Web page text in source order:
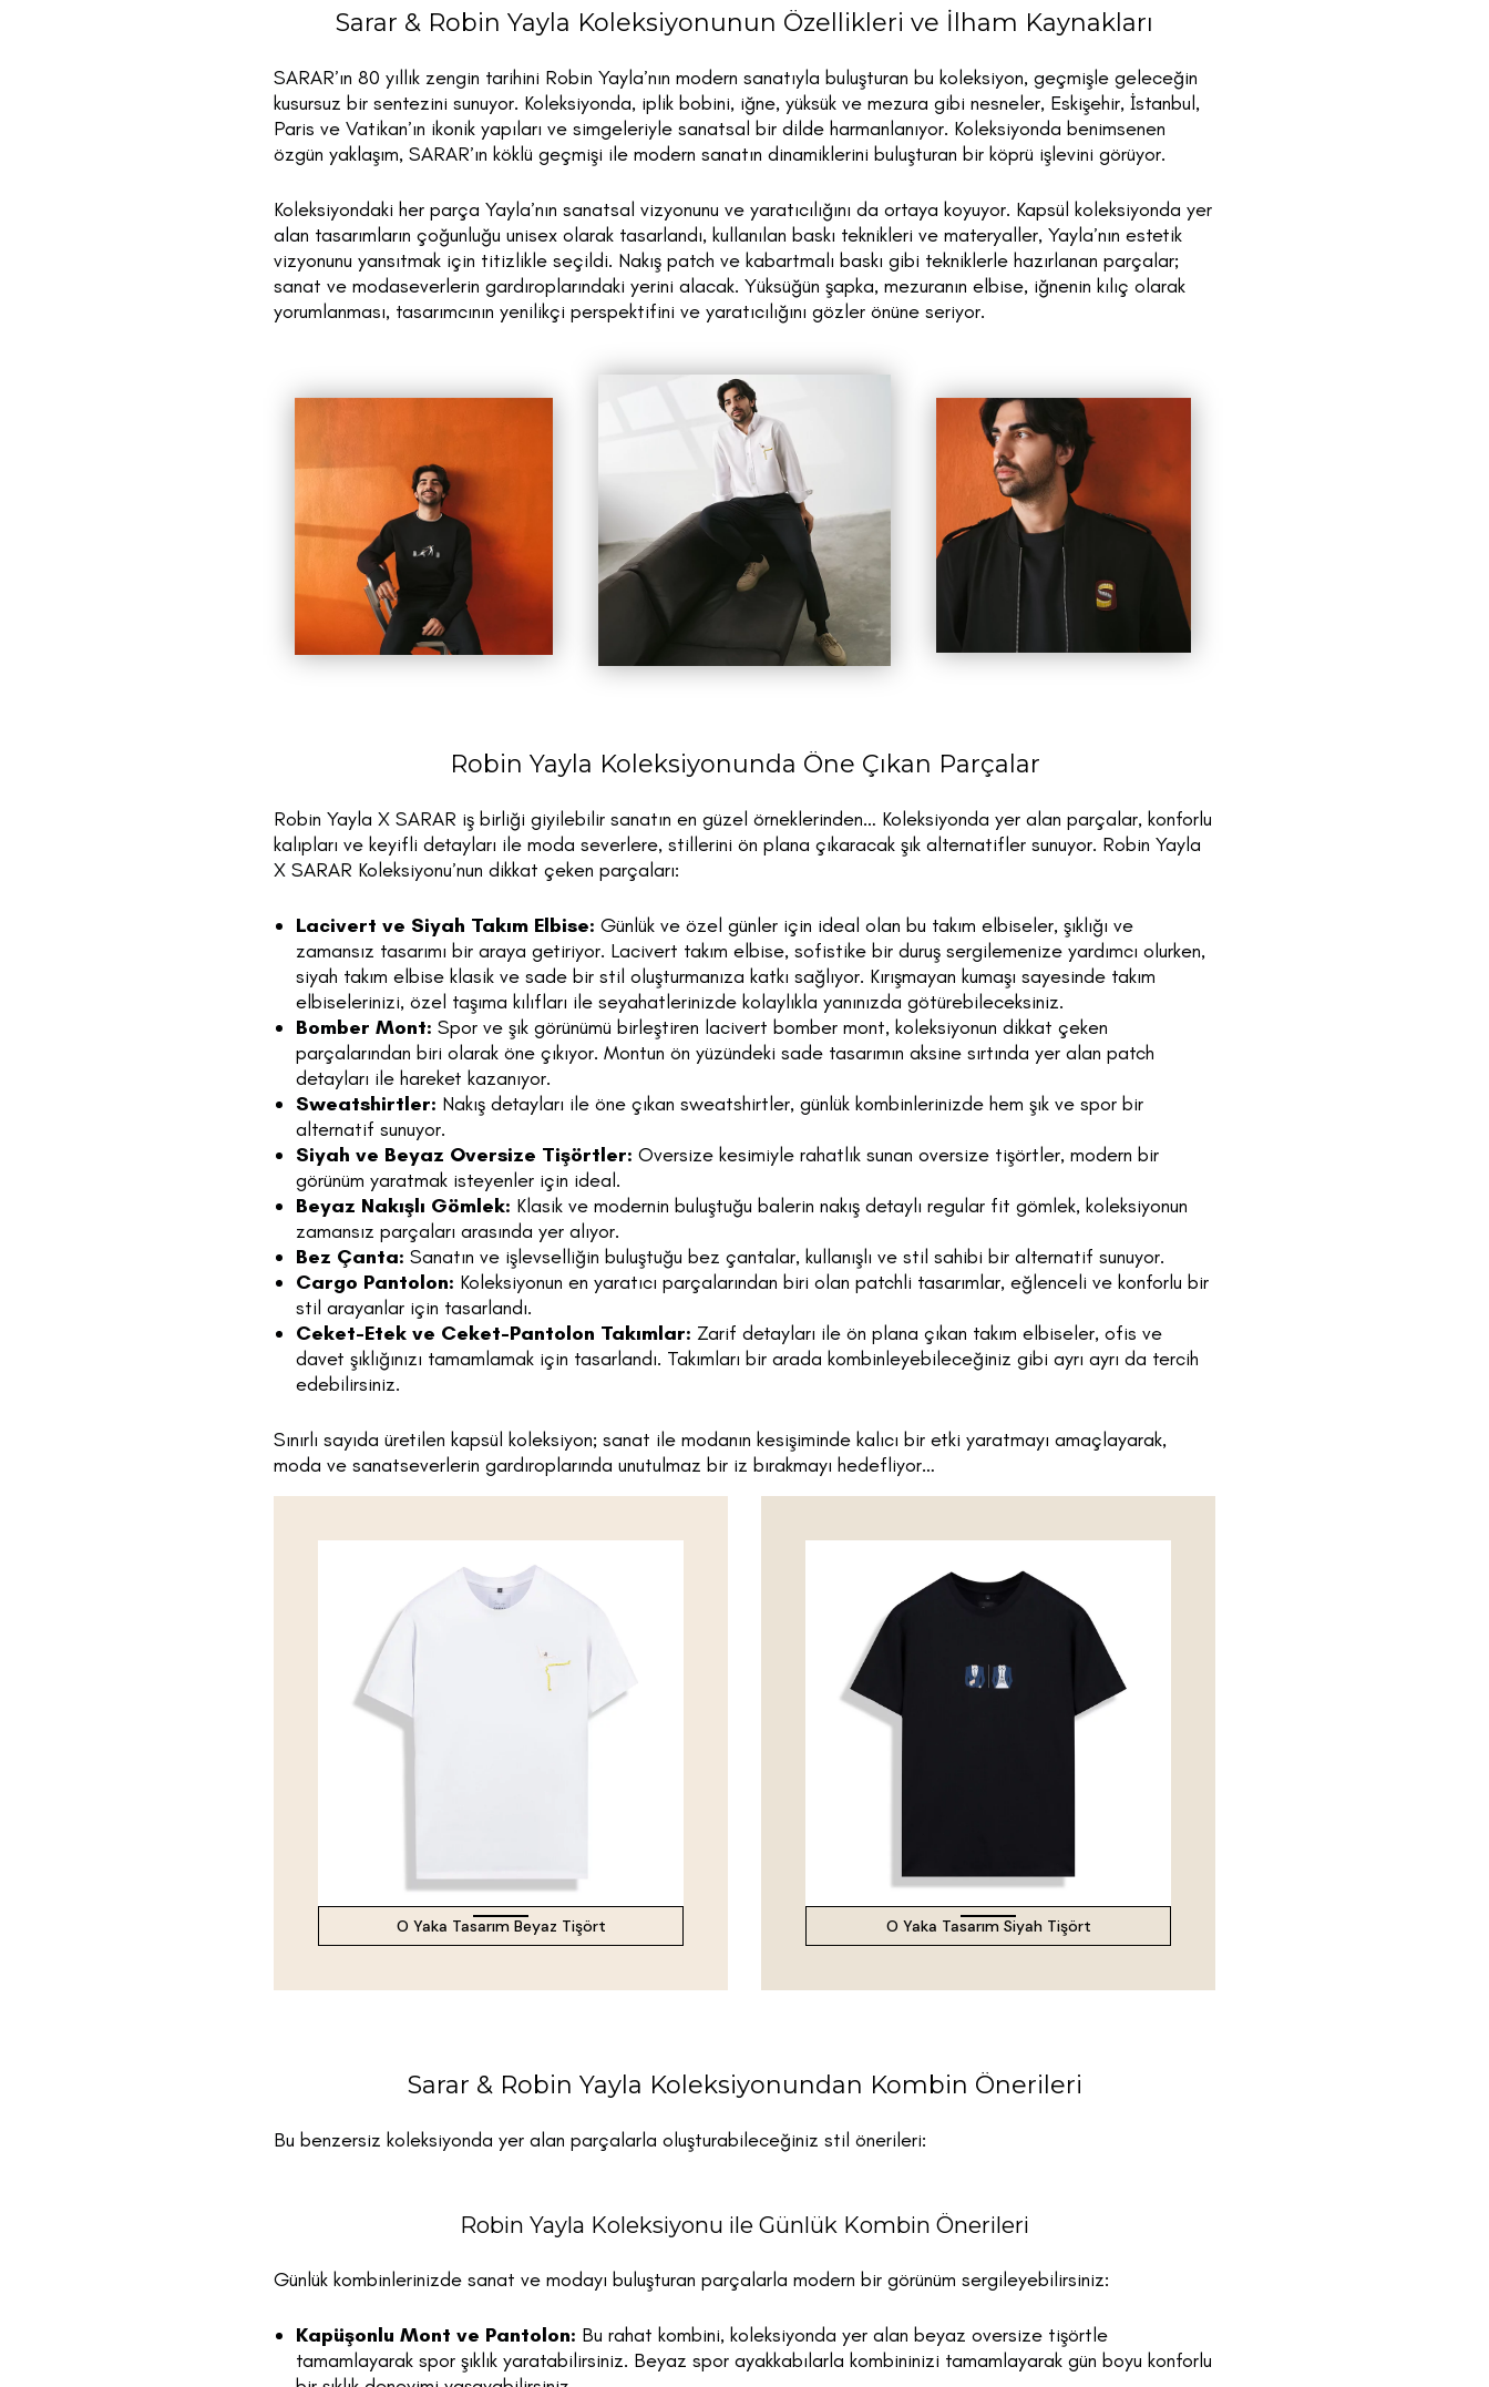
Sarar & Robin Yayla Koleksiyonunun Özellikleri ve İlham Kaynakları
SARAR’ın 80 yıllık zengin tarihini Robin Yayla’nın modern sanatıyla buluşturan bu koleksiyon, geçmişle geleceğin
kusursuz bir sentezini sunuyor. Koleksiyonda, iplik bobini, iğne, yüksük ve mezura gibi nesneler, Eskişehir, İstanbul,
Paris ve Vatikan’ın ikonik yapıları ve simgeleriyle sanatsal bir dilde harmanlanıyor. Koleksiyonda benimsenen
özgün yaklaşım, SARAR’ın köklü geçmişi ile modern sanatın dinamiklerini buluşturan bir köprü işlevini görüyor.
Koleksiyondaki her parça Yayla’nın sanatsal vizyonunu ve yaratıcılığını da ortaya koyuyor. Kapsül koleksiyonda yer
alan tasarımların çoğunluğu unisex olarak tasarlandı, kullanılan baskı teknikleri ve materyaller, Yayla’nın estetik
vizyonunu yansıtmak için titizlikle seçildi. Nakış patch ve kabartmalı baskı gibi tekniklerle hazırlanan parçalar;
sanat ve modaseverlerin gardıroplarındaki yerini alacak. Yüksüğün şapka, mezuranın elbise, iğnenin kılıç olarak
yorumlanması, tasarımcının yenilikçi perspektifini ve yaratıcılığını gözler önüne seriyor.
Robin Yayla Koleksiyonunda Öne Çıkan Parçalar
Robin Yayla X SARAR iş birliği giyilebilir sanatın en güzel örneklerinden… Koleksiyonda yer alan parçalar, konforlu
kalıpları ve keyifli detayları ile moda severlere, stillerini ön plana çıkaracak şık alternatifler sunuyor. Robin Yayla
X SARAR Koleksiyonu’nun dikkat çeken parçaları:
Lacivert ve Siyah Takım Elbise: Günlük ve özel günler için ideal olan bu takım elbiseler, şıklığı ve
zamansız tasarımı bir araya getiriyor. Lacivert takım elbise, sofistike bir duruş sergilemenize yardımcı olurken,
siyah takım elbise klasik ve sade bir stil oluşturmanıza katkı sağlıyor. Kırışmayan kumaşı sayesinde takım
elbiselerinizi, özel taşıma kılıfları ile seyahatlerinizde kolaylıkla yanınızda götürebileceksiniz.
Bomber Mont: Spor ve şık görünümü birleştiren lacivert bomber mont, koleksiyonun dikkat çeken
parçalarından biri olarak öne çıkıyor. Montun ön yüzündeki sade tasarımın aksine sırtında yer alan patch
detayları ile hareket kazanıyor.
Sweatshirtler: Nakış detayları ile öne çıkan sweatshirtler, günlük kombinlerinizde hem şık ve spor bir
alternatif sunuyor.
Siyah ve Beyaz Oversize Tişörtler: Oversize kesimiyle rahatlık sunan oversize tişörtler, modern bir
görünüm yaratmak isteyenler için ideal.
Beyaz Nakışlı Gömlek: Klasik ve modernin buluştuğu balerin nakış detaylı regular fit gömlek, koleksiyonun
zamansız parçaları arasında yer alıyor.
Bez Çanta: Sanatın ve işlevselliğin buluştuğu bez çantalar, kullanışlı ve stil sahibi bir alternatif sunuyor.
Cargo Pantolon: Koleksiyonun en yaratıcı parçalarından biri olan patchli tasarımlar, eğlenceli ve konforlu bir
stil arayanlar için tasarlandı.
Ceket-Etek ve Ceket-Pantolon Takımlar: Zarif detayları ile ön plana çıkan takım elbiseler, ofis ve
davet şıklığınızı tamamlamak için tasarlandı. Takımları bir arada kombinleyebileceğiniz gibi ayrı ayrı da tercih
edebilirsiniz.
Sınırlı sayıda üretilen kapsül koleksiyon; sanat ile modanın kesişiminde kalıcı bir etki yaratmayı amaçlayarak,
moda ve sanatseverlerin gardıroplarında unutulmaz bir iz bırakmayı hedefliyor…
O Yaka Tasarım Beyaz Tişört O Yaka Tasarım Siyah Tişört
Sarar & Robin Yayla Koleksiyonundan Kombin Önerileri
Bu benzersiz koleksiyonda yer alan parçalarla oluşturabileceğiniz stil önerileri:
Robin Yayla Koleksiyonu ile Günlük Kombin Önerileri
Günlük kombinlerinizde sanat ve modayı buluşturan parçalarla modern bir görünüm sergileyebilirsiniz:
Kapüşonlu Mont ve Pantolon: Bu rahat kombini, koleksiyonda yer alan beyaz oversize tişörtle
tamamlayarak spor şıklık yaratabilirsiniz. Beyaz spor ayakkabılarla kombininizi tamamlayarak gün boyu konforlu